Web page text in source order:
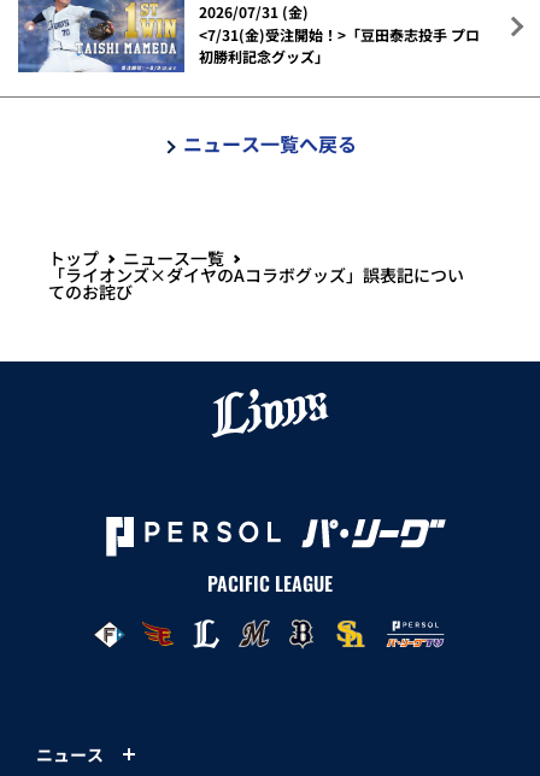
2026/07/31 (金)
<7/31(金)受注開始！>「豆田泰志投手 プロ
初勝利記念グッズ」
ニュース一覧へ戻る
トップ ニュース一覧
「ライオンズ×ダイヤのAコラボグッズ」誤表記につい
てのお詫び
PACIFIC LEAGUE
ニュース